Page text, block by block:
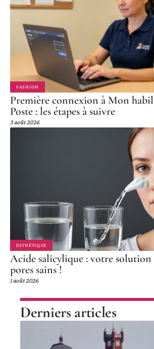
FASHION
Première connexion à Mon
Poste : les étapes à suivre
3 août 2026
ESTHÉTIQUE
Acide salicylique : votre solution
pores sains !
1 août 2026
Derniers articles